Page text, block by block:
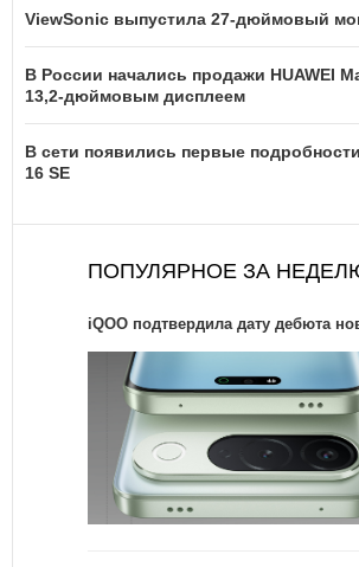
ViewSonic выпустила 27-дюймовый
В России начались продажи HUAWEI
13,2-дюймовым дисплеем
В сети появились первые
16 SE
ПОПУЛЯРНОЕ ЗА
iQOO подтвердила дату дебюта